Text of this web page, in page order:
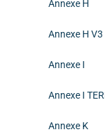
Annexe H
Annexe H
Annexe I
Annexe I
Annexe K